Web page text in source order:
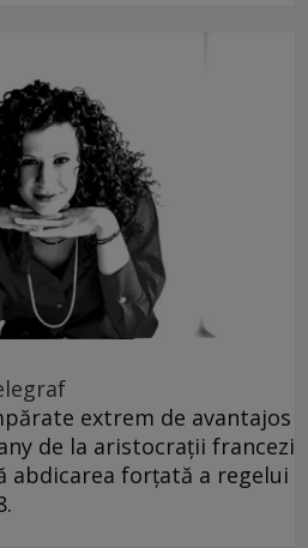
extrem de avantajos
de la aristocrații francezi
abdicarea forțată a regelui